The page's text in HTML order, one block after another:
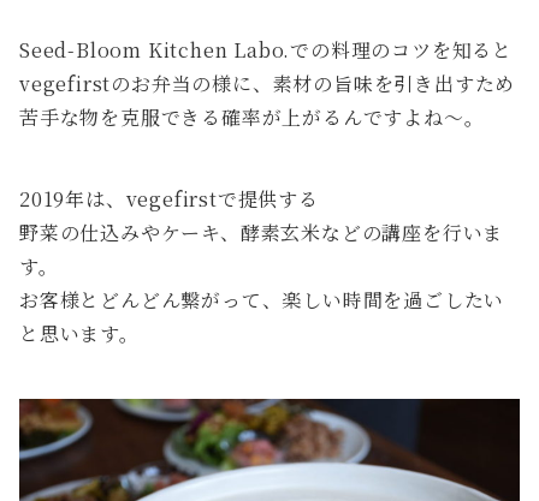
Seed-Bloom Kitchen Labo.での料理のコツを知ると
vegefirstのお弁当の様に、素材の旨味を引き出すため
苦手な物を克服できる確率が上がるんですよね〜。
2019年は、vegefirstで提供する
野菜の仕込みやケーキ、酵素玄米などの講座を行いま
す。
お客様とどんどん繋がって、楽しい時間を過ごしたい
と思います。